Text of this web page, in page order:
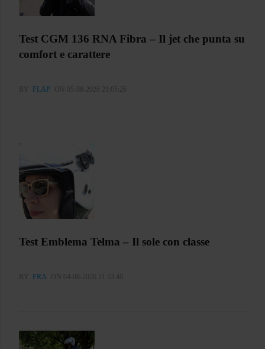
Test CGM 136 RNA Fibra – Il jet che punta su
comfort e carattere
BY FLAP ON 05-08-2026 21:05:26
Test Emblema Telma – Il sole con classe
BY FRA ON 04-08-2026 21:53:46